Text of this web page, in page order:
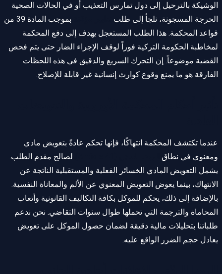
الوشيكة بالترحيل إلى دول تمارس التعذيب أو في الحالات الصحية
الحرجة المسجونة، نلجأ إلى طلب
بموجب المادة 39 من
قواعد المحكمة. هذا الطلب المستعجل يهدف إلى دفع المحكمة
لمخاطبة الحكومة التركية فوراً لوقف الإجراء الضار حتى يتم فحص
القضية موضوعاً. إن التحرك السريع والدقيق في هذه اللحظات
الفارقة هو ما يمنع وقوع كوارث إنسانية غير قابلة للإصلاح.
عندما تكتشف المحكمة انتهاكًا، فإنها تحكم عادةً بتعويض مادي
ومعنوي في نطاق
لصالح مقدم الطلب.
يشمل التعويض المادي الخسائر الفعلية والمستقبلية الناتجة عن
الانتهاك، بينما يعوض التعويض المعنوي عن الألم والمعاناة النفسية.
بالإضافة إلى ذلك، يحكم للموكل بكافة التكاليف القانونية وأتعاب
المحاماة والترجمة التي تحملها طوال سنوات التقاضي. نحن ندعم
طلباتنا بتحليلات مالية دقيقة لضمان حصول الموكل على تعويض
يعادل حجم الضرر الواقع عليه.